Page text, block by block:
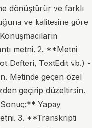
dönüştürür ve farklı
ve kalitesine göre
metni. 2. **Metni
Defteri, TextEdit vb.) -
Metinde geçen özel
geçirip düzeltirsin.
Yapay
3. **Transkripti